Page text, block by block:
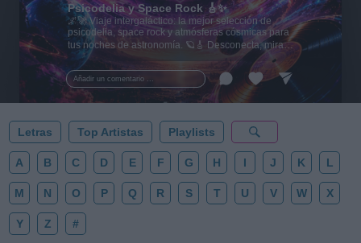
Añadir un comentario ...
Psicodelia y Space Rock 🎸✨
🌌🚀 Viaje intergaláctico: la mejor selección de
psicodelia, space rock y atmósferas cósmicas para
tus noches de astronomía. 🪐🎸 Desconecta, mira
al firmamento y siente la gravedad cero. 💾 ¡Guarda
esta colección para tu próxima noche estrellada!
✨⭐
Letras Top Artistas Playlists
A B C D E F G H I J K L
M N O P Q R S T U V W X
Y Z #